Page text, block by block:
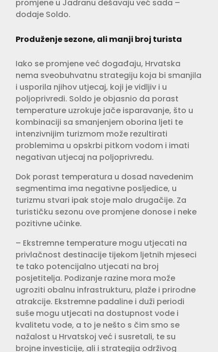
promjene u Jadranu dešavaju već sada –
dodaje Soldo.
Produženje sezone, ali manji broj turista
Iako se promjene već događaju, Hrvatska
nema sveobuhvatnu strategiju koja bi smanjila
i usporila njihov utjecaj, koji je vidljiv i u
poljoprivredi. Soldo je objasnio da porast
temperature uzrokuje jače isparavanje, što u
kombinaciji sa smanjenjem oborina ljeti te
intenzivnijim turizmom može rezultirati
problemima u opskrbi pitkom vodom i imati
negativan utjecaj na poljoprivredu.
Dok porast temperatura u dosad navedenim
segmentima ima negativne posljedice, u
turizmu stvari ipak stoje malo drugačije. Za
turističku sezonu ove promjene donose i neke
pozitivne učinke.
– Ekstremne temperature mogu utjecati na
privlačnost destinacije tijekom ljetnih mjeseci
te tako potencijalno utjecati na broj
posjetitelja. Podizanje razine mora može
ugroziti obalnu infrastrukturu, plaže i prirodne
atrakcije. Ekstremne padaline i duži periodi
suše mogu utjecati na dostupnost vode i
kvalitetu vode, a to je nešto s čim smo se
nažalost u Hrvatskoj već i susretali, te su
brojne investicije, ali i strategija održivog